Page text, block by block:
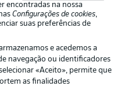
encontradas na nossa
Configurações de cookies,
suas preferências de
e acedemos a
navegação ou identificadores
«Aceito», permite que
as finalidades